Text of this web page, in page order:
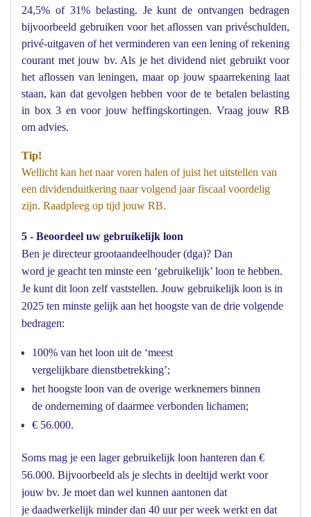
24,5% of 31% belasting. Je kunt de ontvangen bedragen
bijvoorbeeld gebruiken voor het aflossen van privéschulden,
privé-uitgaven of het verminderen van een lening of rekening
courant met jouw bv. Als je het dividend niet gebruikt voor
het aflossen van leningen, maar op jouw spaarrekening laat
staan, kan dat gevolgen hebben voor de te betalen belasting
in box 3 en voor jouw heffingskortingen. Vraag jouw RB
om advies.
Tip!
Wellicht kan het naar voren halen of juist het uitstellen van
een dividenduitkering naar volgend jaar fiscaal voordelig
zijn. Raadpleeg op tijd jouw RB.
5 - Beoordeel uw gebruikelijk loon
Ben je directeur grootaandeelhouder (dga)? Dan
word je geacht ten minste een ‘gebruikelijk’ loon te hebben.
Je kunt dit loon zelf vaststellen. Jouw gebruikelijk loon is in
2025 ten minste gelijk aan het hoogste van de drie volgende
bedragen:
100% van het loon uit de ‘meest
vergelijkbare dienstbetrekking’;
het hoogste loon van de overige werknemers binnen
de onderneming of daarmee verbonden lichamen;
€ 56.000.
Soms mag je een lager gebruikelijk loon hanteren dan €
56.000. Bijvoorbeeld als je slechts in deeltijd werkt voor
jouw bv. Je moet dan wel kunnen aantonen dat
je daadwerkelijk minder dan 40 uur per week werkt en dat